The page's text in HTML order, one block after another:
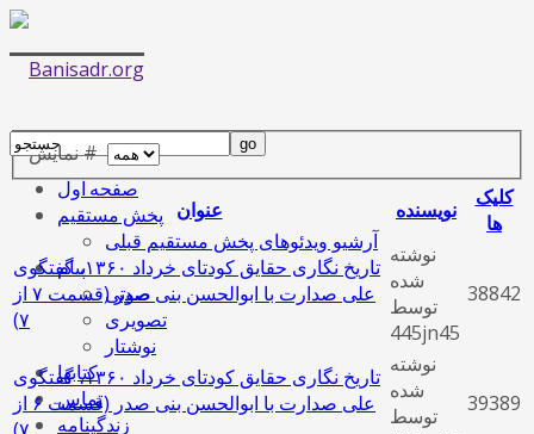
صفحه اول
پخش مستقیم
آرشیو ویدئوهای پخش مستقیم قبلی
پیام
صوتی
تصویری
نوشتار
کتابها
تماس
زندگینامه
نمایش #
عنوان نویسنده
کلیک
ها
تاریخ‌ نگاری حقایق کودتای خرداد ۱۳۶۰، گفتگوی
علی صدارت با ابوالحسن بنی‌ صدر (قسمت ٧ از
۷)
نوشته
شده
توسط
445jn45
38842
تاریخ‌ نگاری حقایق کودتای خرداد ۱۳۶۰، گفتگوی
علی صدارت با ابوالحسن بنی‌ صدر (قسمت ۶ از
۷)
نوشته
شده
توسط
39389